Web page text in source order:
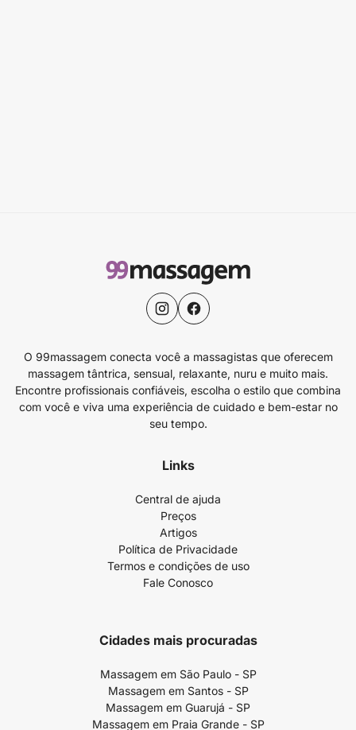
O 99massagem conecta você a massagistas que oferecem
massagem tântrica, sensual, relaxante, nuru e muito mais.
Encontre profissionais confiáveis, escolha o estilo que combina
com você e viva uma experiência de cuidado e bem-estar no
seu tempo.
Links
Central de ajuda
Preços
Artigos
Política de Privacidade
Termos e condições de uso
Fale Conosco
Cidades mais procuradas
Massagem em São Paulo - SP
Massagem em Santos - SP
Massagem em Guarujá - SP
Massagem em Praia Grande - SP